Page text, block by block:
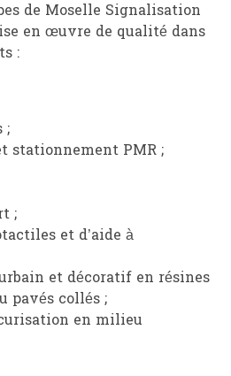
de Moselle Signalisation
en œuvre de qualité dans
:
;
stationnement PMR ;
;
et d’aide à
et décoratif en résines
pavés collés ;
en milieu